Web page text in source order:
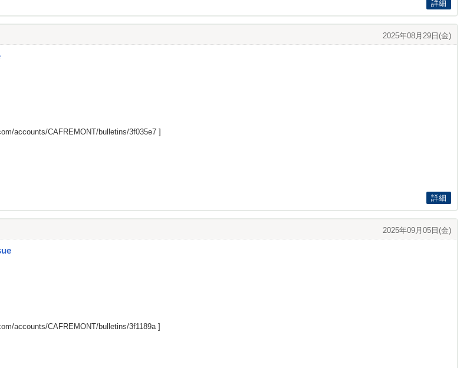
詳細
2025年08月29日(金)
accounts/CAFREMONT/bulletins/3f035e7 ]
詳細
2025年09月05日(金)
accounts/CAFREMONT/bulletins/3f1189a]